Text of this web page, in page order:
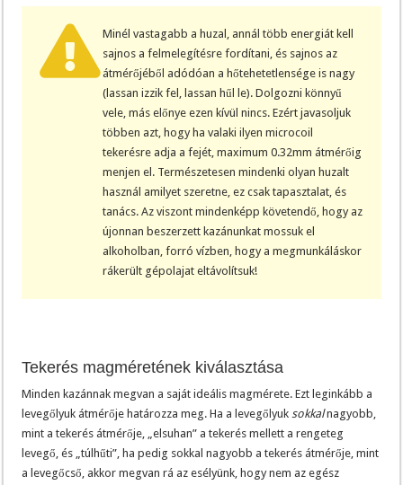
Minél vastagabb a huzal, annál több energiát kell
sajnos a felmelegítésre fordítani, és sajnos az
átmérőjéből adódóan a hőtehetetlensége is nagy
(lassan izzik fel, lassan hűl le). Dolgozni könnyű
vele, más előnye ezen kívül nincs. Ezért javasoljuk
többen azt, hogy ha valaki ilyen microcoil
tekerésre adja a fejét, maximum 0.32mm átmérőig
menjen el. Természetesen mindenki olyan huzalt
használ amilyet szeretne, ez csak tapasztalat, és
tanács. Az viszont mindenképp követendő, hogy az
újonnan beszerzett kazánunkat mossuk el
alkoholban, forró vízben, hogy a megmunkáláskor
rákerült gépolajat eltávolítsuk!
Tekerés magméretének kiválasztása
Minden kazánnak megvan a saját ideális magmérete. Ezt leginkább a
levegőlyuk átmérője határozza meg. Ha a levegőlyuksokkalnagyobb,
mint a tekerés átmérője, „elsuhan” a tekerés mellett a rengeteg
levegő, és „túlhűti”, ha pedig sokkal nagyobb a tekerés átmérője, mint
a levegőcső, akkor megvan rá az esélyünk, hogy nem az egész